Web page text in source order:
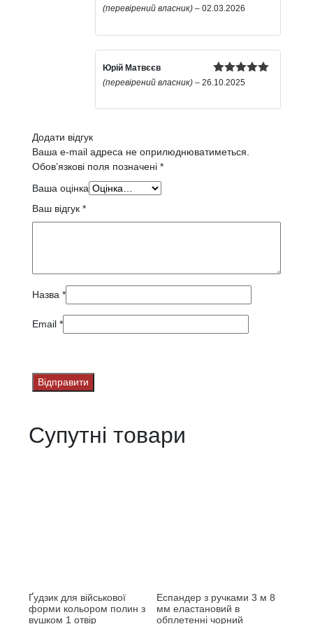
Оцінено в
(перевірений власник) – 02.03.2026
Оцінено в
Юрій Матвєєв
(перевірений власник) – 26.10.2025
Додати відгук
Ваша e-mail адреса не оприлюднюватиметься.
Обов’язкові поля позначені *
Ваша оцінка
Ваш відгук *
Назва *
Email *
Супутні товари
Ґудзик для військової
форми кольором полин з
вушком 1 отвір
Еспандер з ручками 3 м 8
мм еластановий в
обплетенні чорний